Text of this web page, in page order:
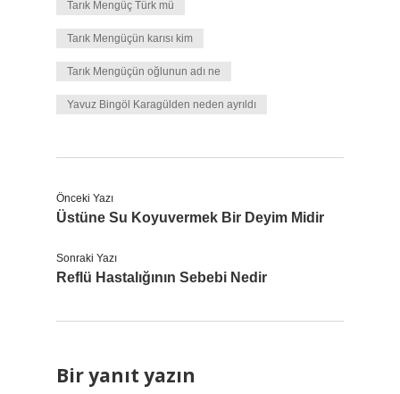
Tarık Mengüç Türk mü
Tarık Mengüçün karısı kim
Tarık Mengüçün oğlunun adı ne
Yavuz Bingöl Karagülden neden ayrıldı
Önceki Yazı
Üstüne Su Koyuvermek Bir Deyim Midir
Sonraki Yazı
Reflü Hastalığının Sebebi Nedir
Bir yanıt yazın